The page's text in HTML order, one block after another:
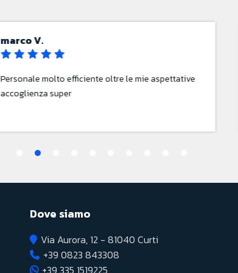
Officina gestita con competenza e professionalità.
Angelo C.
Dove siamo
Via Aurora, 12 - 81040 Curti
+39 0823 843308
+39 335 1519225